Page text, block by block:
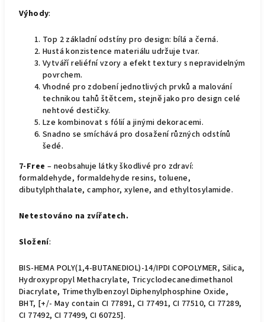
Výhody:
Top 2 základní odstíny pro design: bílá a černá.
Hustá konzistence materiálu udržuje tvar.
Vytváří reliéfní vzory a efekt textury s nepravidelným
povrchem.
Vhodné pro zdobení jednotlivých prvků a malování
technikou tahů štětcem, stejně jako pro design celé
nehtové destičky.
Lze kombinovat s fólií a jinými dekoracemi.
Snadno se smíchává pro dosažení různých odstínů
šedé.
7-Free – neobsahuje látky škodlivé pro zdraví:
formaldehyde, formaldehyde resins, toluene,
dibutylphthalate, camphor, xylene, and ethyltosylamide.
Netestováno na zvířatech.
Složení:
BIS-HEMA POLY(1,4-BUTANEDIOL)-14/IPDI COPOLYMER, Silica,
Hydroxypropyl Methacrylate, Tricyclodecanedimethanol
Diacrylate, Trimethylbenzoyl Diphenylphosphine Oxide,
BHT, [+/- May contain CI 77891, CI 77491, CI 77510, CI 77289,
CI 77492, CI 77499, CI 60725].